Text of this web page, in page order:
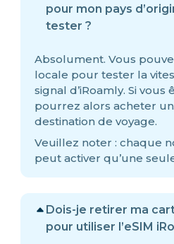
pour mon pays
tester ?
Absolument. Vous
locale pour tester la
signal d’iRoamly. Si vous
pourrez alors acheter
destination de voyage.
Veuillez noter : chaque
peut activer qu’une
Dois-je retirer ma
pour utiliser l’eSIM